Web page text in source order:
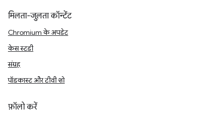
मिलता-जुलता कॉन्टेंट
Chromium के अपडेट
केस स्टडी
संग्रह
पॉडकास्ट और टीवी शो
फ़ॉलो करें